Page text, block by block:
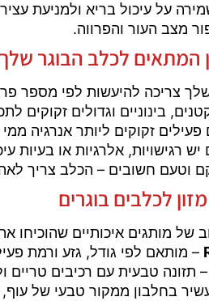
על עיכול בריא ולמניעת
מצב העור והפרווה.
המתאים לכלב הבוגר
שלך צריכה להיעשות לפי מספר
בינוניים וגדולים זקוקים
פעילים זקוקים ליותר אנרגיה
רגישויות, אלרגיות או בעיות
וטעם חשובים – הכלב צריך
לכלבים בוגרים
מותגים איכותיים שהוכיחו
– מותאם לפי גודל, גזע ורמת
– תזונה טבעית עם רכיבים טריים
בחלבון ממקור טבעי של עוף,